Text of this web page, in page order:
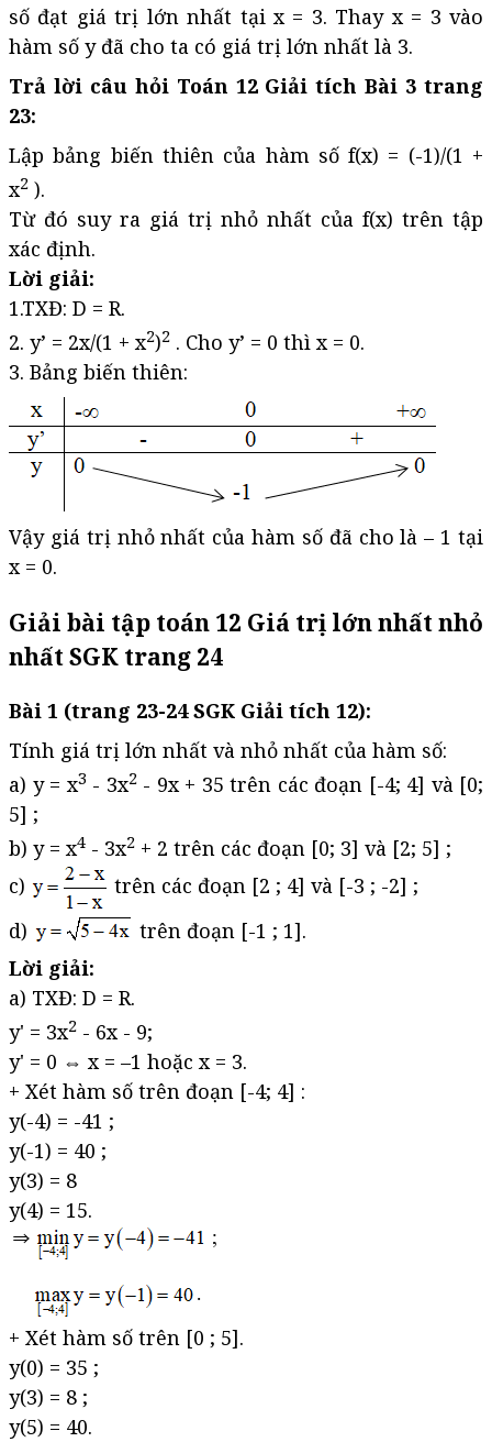
số đạt giá trị lớn nhất tại x = 3. Thay x = 3 vào
hàm số y đã cho ta có giá trị lớn nhất là 3.
Trả lời câu hỏi Toán 12 Giải tích Bài 3 trang
23:
Lập bảng biến thiên của hàm số f(x) = (-1)/(1 +
x2 ).
Từ đó suy ra giá trị nhỏ nhất của f(x) trên tập
xác định.
Lời giải:
1.TXĐ: D = R.
2. y’ = 2x/(1 + x2)2 . Cho y’ = 0 thì x = 0.
3. Bảng biến thiên:
Vậy giá trị nhỏ nhất của hàm số đã cho là – 1 tại
x = 0.
Giải bài tập toán 12 Giá trị lớn nhất nhỏ
nhất SGK trang 24
Bài 1 (trang 23-24 SGK Giải tích 12):
Tính giá trị lớn nhất và nhỏ nhất của hàm số:
a) y = x3 - 3x2- 9x + 35 trên các đoạn [-4; 4] và [0;
5] ;
b) y = x4 - 3x2 + 2 trên các đoạn [0; 3] và [2; 5] ;
c)
trên các đoạn [2 ; 4] và [-3 ; -2] ;
d)
trên đoạn [-1 ; 1].
Lời giải:
a) TXĐ: D = R.
y' = 3x2 - 6x - 9;
y' = 0 ⇔ x = –1 hoặc x = 3.
+ Xét hàm số trên đoạn [-4; 4] :
y(-4) = -41 ;
y(-1) = 40 ;
y(3) = 8
y(4) = 15.
+ Xét hàm số trên [0 ; 5].
y(0) = 35 ;
y(3) = 8 ;
y(5) = 40.